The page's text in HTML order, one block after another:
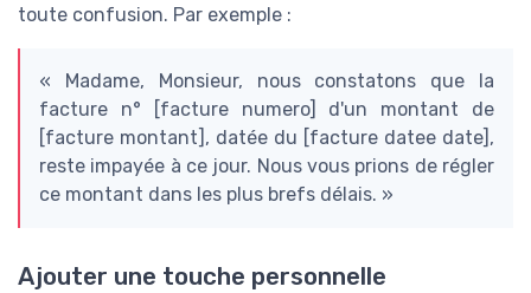
toute confusion. Par exemple :
« Madame, Monsieur, nous constatons que la
facture n° [facture numero] d'un montant de
[facture montant], datée du [facture datee date],
reste impayée à ce jour. Nous vous prions de régler
ce montant dans les plus brefs délais. »
Ajouter une touche personnelle